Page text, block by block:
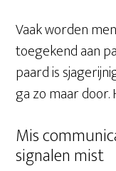
Vaak worden
toegekend aan
paard is
ga zo maar
Mis
signalen mist